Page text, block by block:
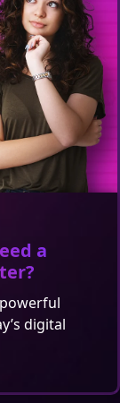
a
digital